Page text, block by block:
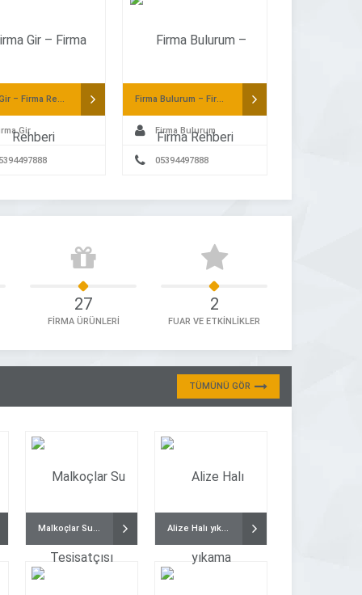
Firma Gir – Firma Rehberi
Gir
Firma Bulurum – Firma Rehberi
Firma Bulurum
05394497888
27
FİRMA ÜRÜNLERİ
2
FUAR VE ETKİNLİKLER
TÜMÜNÜ GÖR
Malkoçlar Su Tesisatçısı Alize Halı yıkama